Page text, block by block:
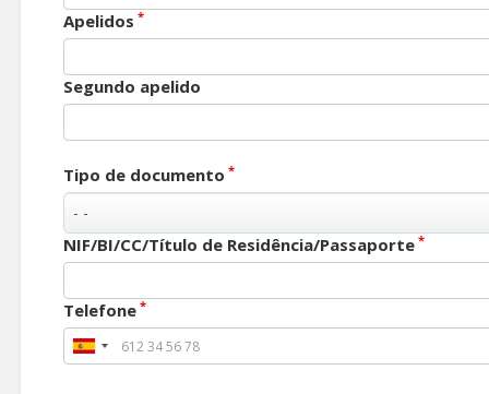
Apelidos *
Segundo apelido
Tipo de documento *
NIF/BI/CC/Título de Residência/Passaporte *
Telefone *